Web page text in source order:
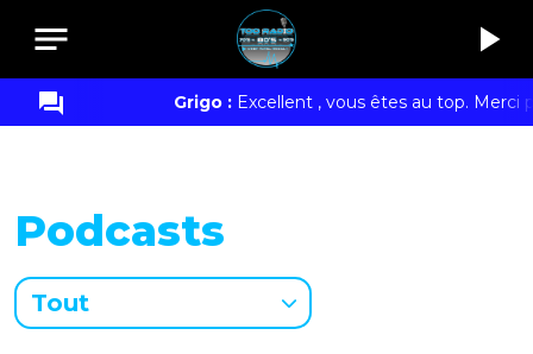
notes play_arrow
question_answer Grigo : Excellent , vous êtes au top. Merci
Podcasts
Tout